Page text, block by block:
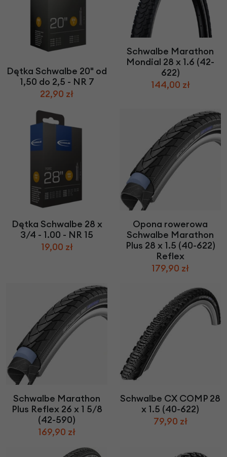
Dętka Schwalbe 20" od
1,50 do 2,5 - NR 7
22,90 zł
Schwalbe Marathon
Mondial 28 x 1.6 (42-
622)
144,00 zł
Dętka Schwalbe 28 x
3/4 - 1.00 - NR 15
19,00 zł
Opona rowerowa
Schwalbe Marathon
Plus 28 x 1.5 (40-622)
Reflex
179,90 zł
Schwalbe Marathon
Plus Reflex 26 x 1 5/8
(42-590)
169,90 zł
Schwalbe CX COMP 28
x 1.5 (40-622)
79,90 zł